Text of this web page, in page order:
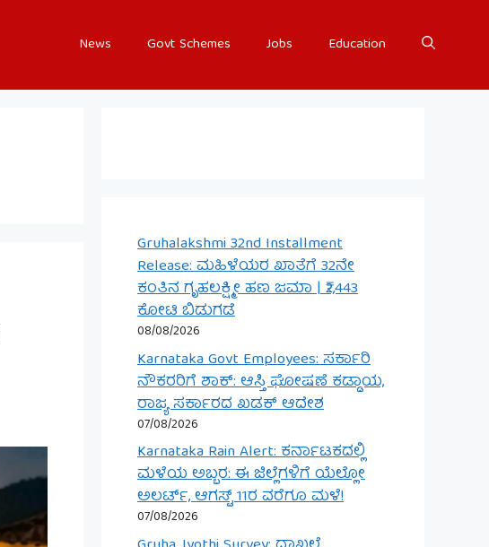
News Govt Schemes Jobs Education
Gruhalakshmi 32nd Installment
Release: ಮಹಿಳೆಯರ ಖಾತೆಗೆ 32ನೇ
ಕಂತಿನ ಗೃಹಲಕ್ಷ್ಮೀ ಹಣ ಜಮಾ | ₹2,443
ಕೋಟಿ ಬಿಡುಗಡೆ
08/08/2026
Karnataka Govt Employees: ಸರ್ಕಾರಿ
ನೌಕರರಿಗೆ ಶಾಕ್: ಆಸ್ತಿ ಘೋಷಣೆ ಕಡ್ಡಾಯ,
ರಾಜ್ಯ ಸರ್ಕಾರದ ಖಡಕ್ ಆದೇಶ
07/08/2026
Karnataka Rain Alert: ಕರ್ನಾಟಕದಲ್ಲಿ
ಮಳೆಯ ಅಬ್ಬರ: ಈ ಜಿಲ್ಲೆಗಳಿಗೆ ಯೆಲ್ಲೋ
ಅಲರ್ಟ್, ಆಗಸ್ಟ್ 11ರ ವರೆಗೂ ಮಳೆ!
07/08/2026